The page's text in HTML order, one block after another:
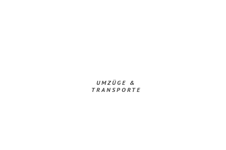
UMZÜGE &
TRANSPORTE